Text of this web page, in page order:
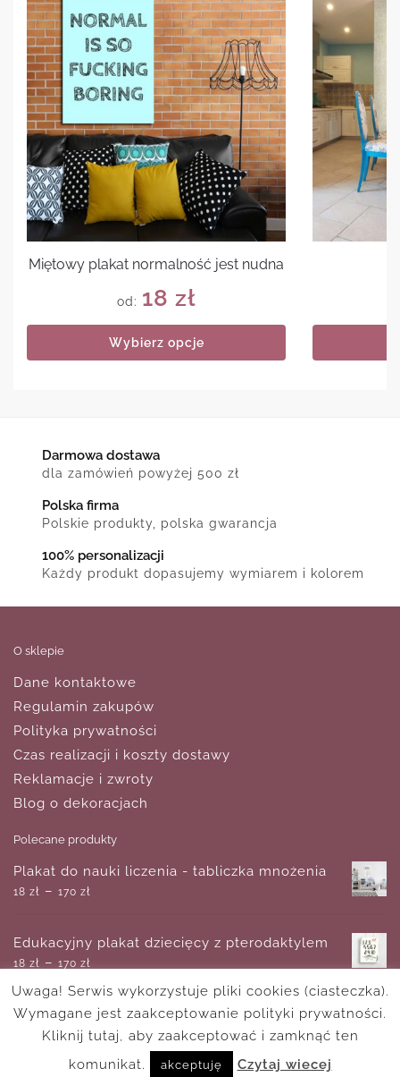
Miętowy plakat normalność jest nudna
od: 18 zł
Wybierz opcje
Darmowa dostawa
dla zamówień powyżej 500 zł
Polska firma
Polskie produkty, polska gwarancja
100% personalizacji
Każdy produkt dopasujemy wymiarem i kolorem
O sklepie
Dane kontaktowe
Regulamin zakupów
Polityka prywatności
Czas realizacji i koszty dostawy
Reklamacje i zwroty
Blog o dekoracjach
Polecane produkty
Plakat do nauki liczenia - tabliczka mnożenia
18 zł – 170 zł
Edukacyjny plakat dziecięcy z pterodaktylem
18 zł – 170 zł
Plakat z patentem z 1891r. na papier toaletowy
– 170 zł
Uwaga! Serwis wykorzystuje pliki cookies (ciasteczka).
Wymagane jest zaakceptowanie polityki prywatności.
Kliknij tutaj, aby zaakceptować i zamknąć ten
komunikat.
akceptuję Czytaj wiecej